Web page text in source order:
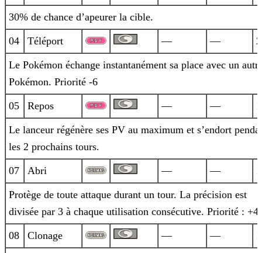
30% de chance d’apeurer la cible.
04 Téléport — —
Le Pokémon échange instantanément sa place avec un
Pokémon. Priorité -6
05 Repos — —
Le lanceur régénère ses PV au maximum et s’endort
les 2 prochains tours.
07 Abri — —
Protège de toute attaque durant un tour. La précision est
divisée par 3 à chaque utilisation consécutive. Priorité : +4.
08 Clonage — —